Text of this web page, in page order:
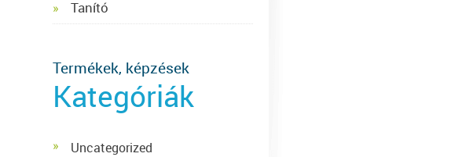
Tanító
Termékek, képzések
Kategóriák
Uncategorized